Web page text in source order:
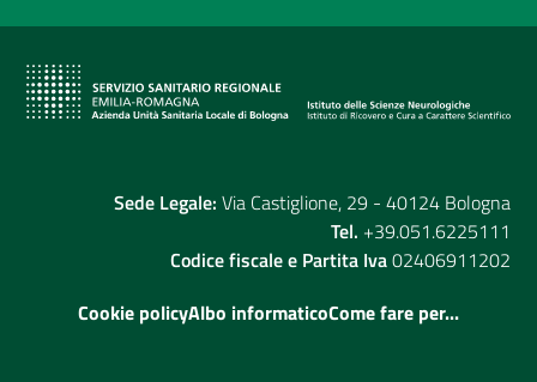
Sede Legale: Via Castiglione, 29 - 40124 Bologna
Tel. +39.051.6225111
Codice fiscale e Partita Iva02406911202
Cookie policyAlbo informaticoCome fare per...